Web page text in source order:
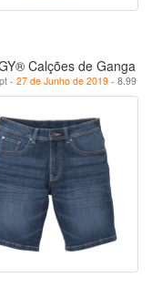
Calções de Ganga
- 27 de Junho de 2019 - 8.99